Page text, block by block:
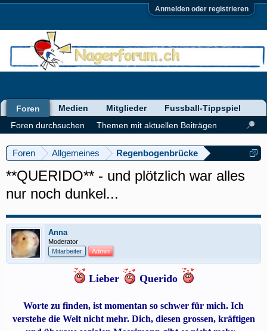
Anmelden oder registrieren
Foren Allgemeines Regenbogenbrücke
**QUERIDO** - und plötzlich war alles
nur noch dunkel...
Anna
Moderator
Mitarbeiter
Admin
Lieber Querido
Worte zu finden, ist momentan so schwer für mich. Ich
verstehe die Welt nicht mehr. Dich, diesen grossen, kräftigen
Foren
Foren durchsuchen
Themen mit aktuellen Beiträgen
Medien Mitglieder Fussball-Tippspiel